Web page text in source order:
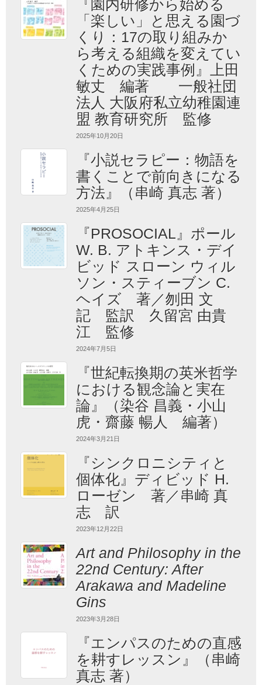
『園内研修から始める
「楽しい」と思える園づ
くり：17の取り組みか
ら考える組織を変えてい
くための実践事例』上田
敏丈 編著 一般社団
法人 大阪府私立幼稚園連
盟 教育研究所 監修
2025年10月20日
『小説セラピー：物語を
書くことで前向きになる
方法』（串崎 真志 著）
2025年4月25日
『PROSOCIAL』ポール
W. B. アトキンス・デイ
ビッド スローン ウィル
ソン・スティーブン C.
ヘイズ 著／刎田 文
記 監訳 久留宮 由貴
江 監修
2024年7月5日
『世紀転換期の英米哲学
における観念論と実在
論』（染谷 昌義・小山
虎・齋藤 暢人 編著）
2024年3月21日
『シンクロニシティと
個体化』ディビッド H.
ローゼン 著／串崎 真
志 訳
2023年12月22日
Art and Philosophy in the
22nd Century: After
Arakawa and Madeline
Gins
2023年3月28日
『エンパスのための直感
を耕すレッスン』（串崎
真志 著）